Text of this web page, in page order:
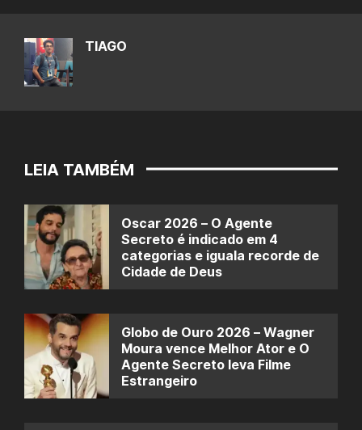
TIAGO
LEIA TAMBÉM
Oscar 2026 – O Agente
Secreto é indicado em 4
categorias e iguala recorde de
Cidade de Deus
Globo de Ouro 2026 – Wagner
Moura vence Melhor Ator e O
Agente Secreto leva Filme
Estrangeiro